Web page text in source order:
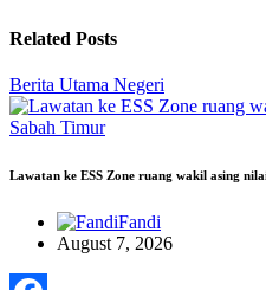
Related Posts
Berita Utama Negeri
Lawatan ke ESS Zone ruang wakil asing
Fandi
August 7, 2026